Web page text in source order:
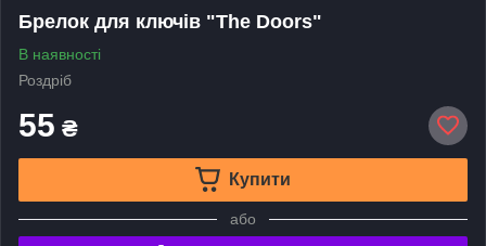
Брелок для ключів "The Doors"
В наявності
Роздріб
55 ₴
Купити
або